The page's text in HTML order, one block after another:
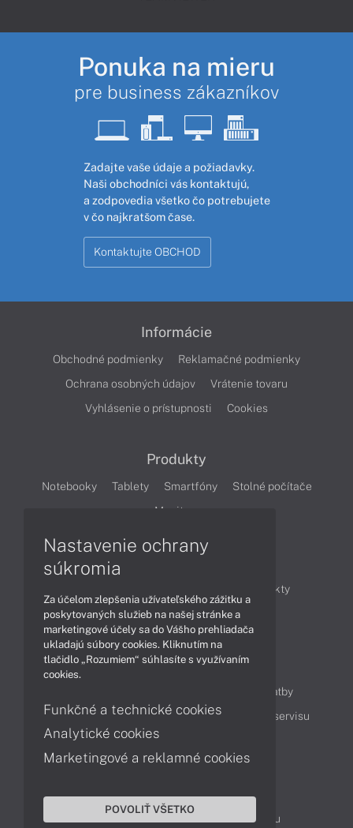
Ponuka na mieru
pre business zákazníkov
Zadajte vaše údaje a požiadavky.
Naši obchodníci vás kontaktujú,
a zodpovedia všetko čo potrebujete
v čo najkratšom čase.
Kontaktujte OBCHOD
Informácie
Obchodné podmienky
Reklamačné podmienky
Ochrana osobných údajov
Vrátenie tovaru
Vyhlásenie o prístupnosti
Cookies
Produkty
Notebooky Tablety Smartfóny
Stolné počítače
Monitory
Produkty
Technológie
Videá
Obsah
Možnosti doručenia a platby
Podpora a servis
Servisné služby Cenník servisu
Kontakty
043 4224 771
Obchodné oddelenie
Reklamácia tovaru
Nastavenie ochrany
súkromia
Za účelom zlepšenia užívateľského zážitku a
poskytovaných služieb na našej stránke a
marketingové účely sa do Vášho prehliadača
ukladajú súbory cookies. Kliknutím na
tlačidlo „Rozumiem“ súhlasíte s využívaním
cookies.
Funkčné a technické cookies
Analytické cookies
Marketingové a reklamné cookies
POVOLIŤ VŠETKO